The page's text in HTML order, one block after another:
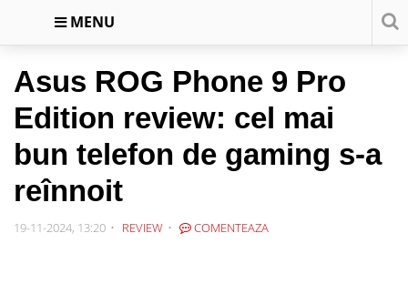
MENU
Asus ROG Phone 9 Pro
Edition review: cel mai
bun telefon de gaming s-a
reînnoit
19-11-2024, 13:20 REVIEW COMENTEAZA